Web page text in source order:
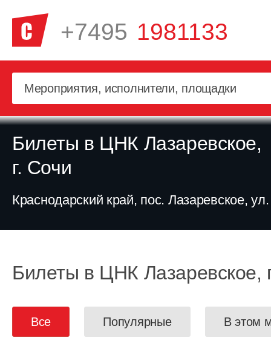
+7495 1981133
Билеты в ЦНК Лазаревское,
г. Сочи
Краснодарский край, пос. Лазаревское,
Билеты в ЦНК Лазаревское,
Все Популярные В этом